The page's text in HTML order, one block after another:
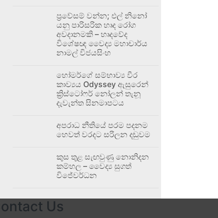
ප්‍රවේසම් වන්න; එල් නිනෝ
යනු පාරිසරික හෘද රෝග
අවදානමකි – හෘදවේද
විශේෂඥ වෛද්‍ය මහාචාර්ය
නාමල් විජයසිංහ
හෝමර්ගේ සම්භාව්‍ය වීර
කාව්‍යය Odyssey ඇසුරෙන්
ක්‍රිස්ටෝෆර් නෝලන් තැනූ
දැවැන්ත සිනමාපටය
අපරාධ නීතියේ පරම පදනම
හෙවත් වරදට සරිලන දඬුවම
කුස තුළ සැඟවුණු නොනිදන
කම්හල – වෛද්‍ය සුගත්
විජේවර්ධන
Us